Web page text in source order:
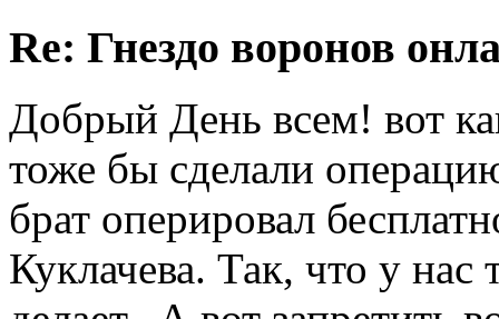
Re: Гнездо воронов
Добрый День всем! вот
тоже бы сделали
брат оперировал
Куклачева. Так, что у нас